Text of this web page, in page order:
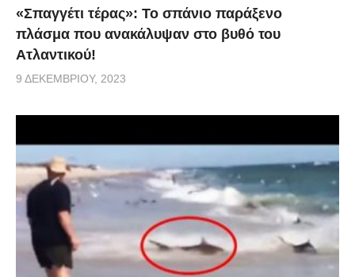
«Σπαγγέτι τέρας»: Το σπάνιο παράξενο
πλάσμα που ανακάλυψαν στο βυθό του
Ατλαντικού!
9 ΔΕΚΕΜΒΡΊΟΥ, 2023